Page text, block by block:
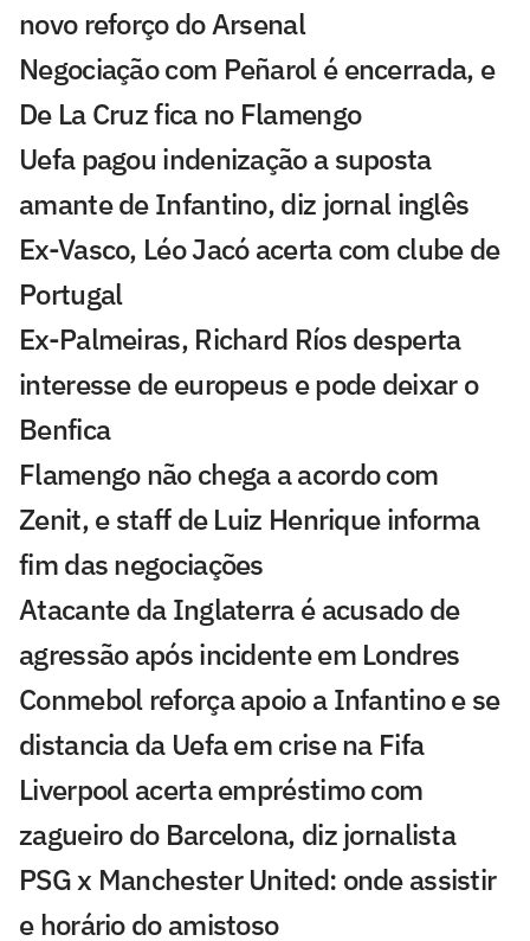
novo reforço do Arsenal
Negociação com Peñarol é encerrada, e
De La Cruz fica no Flamengo
Uefa pagou indenização a suposta
amante de Infantino, diz jornal inglês
Ex-Vasco, Léo Jacó acerta com clube de
Portugal
Ex-Palmeiras, Richard Ríos desperta
interesse de europeus e pode deixar o
Benfica
Flamengo não chega a acordo com
Zenit, e staff de Luiz Henrique informa
fim das negociações
Atacante da Inglaterra é acusado de
agressão após incidente em Londres
Conmebol reforça apoio a Infantino e se
distancia da Uefa em crise na Fifa
Liverpool acerta empréstimo com
zagueiro do Barcelona, diz jornalista
PSG x Manchester United: onde assistir
e horário do amistoso